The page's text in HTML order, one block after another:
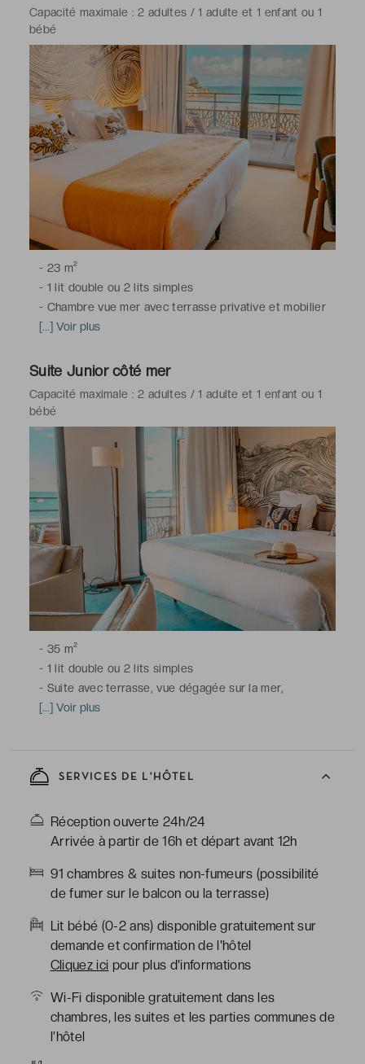
*Chambre(s) communicante(s) disponible(s) sur demande
et confirmation de l'hôtel
**Chambres situées du 1er au 4e étage
Capacité maximale : 2 adultes / 1 adulte et 1 enfant ou 1
bébé
- 23 m²
- 1 lit double ou 2 lits simples
- Chambre vue mer avec terrasse privative et mobilier
extérieur, climatisation, télévision écran plat, bureau,
-Salle de bains avec douche à l'italienne, toilettes,
*Chambres situées au 1er et 2e étage
[...] Voir plus
Suite Junior côté mer
Capacité maximale : 2 adultes / 1 adulte et 1 enfant ou 1
bébé
- 35 m²
- 1 lit double ou 2 lits simples
- Suite avec terrasse, vue dégagée sur la mer,
climatisation, télévision écran plat, bureau, minibar,
sèche-cheveux, peignoirs, articles de toilette gratuits
[...] Voir plus
SERVICES DE L'HÔTEL
Réception ouverte 24h/24
Arrivée à partir de 16h et départ avant 12h
91 chambres & suites non-fumeurs (possibilité
de fumer sur le balcon ou la terrasse)
Lit bébé (0-2 ans) disponible gratuitement sur
demande et confirmation de l'hôtel
Cliquez ici pour plus d'informations
Wi-Fi disponible gratuitement dans les
chambres, les suites et les parties communes de
l’hôtel